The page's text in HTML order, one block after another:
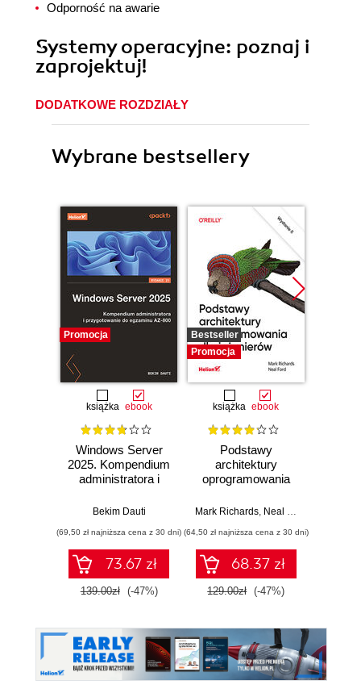
Odporność na awarie
Systemy operacyjne: poznaj i
zaprojektuj!
DODATKOWE ROZDZIAŁY
Wybrane bestsellery
Promocja
książka ebook
Windows Server
2025. Kompendium
administratora i
egzaminu AZ-800.
Bekim Dauti
(69,50 zł najniższa cena z 30 dni)
73.67 zł
139.00zł (-47%)
Bestseller
Promocja
książka ebook
Podstawy
architektury
oprogramowania
Wydanie II
Mark Richards, Neal Ford
(64,50 zł najniższa cena z 30 dni)
68.37 zł
129.00zł (-47%)